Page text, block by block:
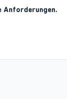
Anforderungen.